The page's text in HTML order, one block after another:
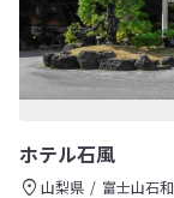
ホテル石風
山梨県 富士山石